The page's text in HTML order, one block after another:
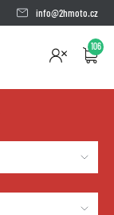
info@2hmoto.cz
106